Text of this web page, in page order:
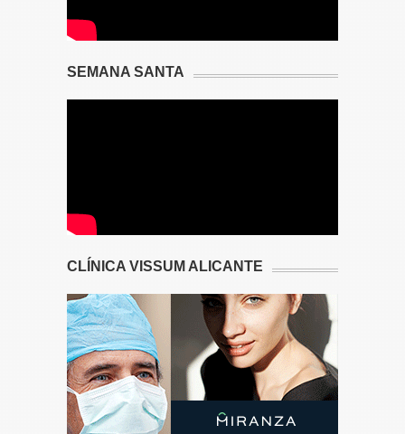
SEMANA SANTA
CLÍNICA VISSUM ALICANTE